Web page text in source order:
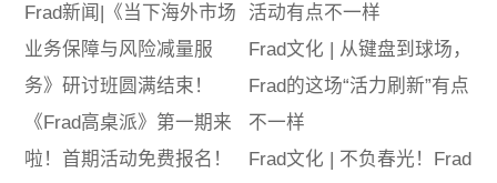
Frad新闻|《当下海外市场
业务保障与风险减量服
务》研讨班圆满结束！
《Frad高桌派》第一期来
啦！首期活动免费报名！
活动有点不一样
Frad文化 | 从键盘到球场，
Frad的这场“活力刷新”有点
不一样
Frad文化 | 不负春光！Frad